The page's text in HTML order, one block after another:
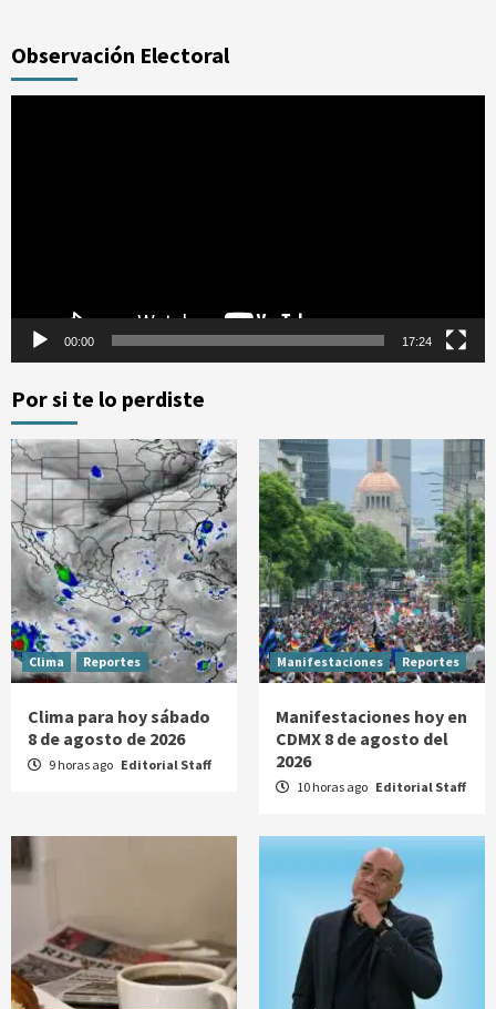
Observación Electoral
00:00 17:24
Por si te lo perdiste
Clima Reportes
Clima para hoy sábado
8 de agosto de 2026
9 horas ago Editorial Staff
Manifestaciones Reportes
Manifestaciones hoy en
CDMX 8 de agosto del
2026
10 horas ago Editorial Staff